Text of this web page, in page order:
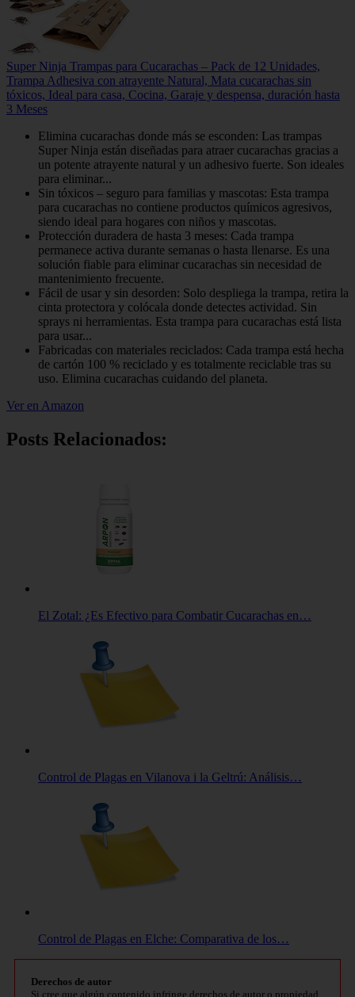
Super Ninja Trampas para Cucarachas – Pack de 12 Unidades,
Trampa Adhesiva con atrayente Natural, Mata cucarachas sin
tóxicos, Ideal para casa, Cocina, Garaje y despensa, duración hasta
3 Meses
Elimina cucarachas donde más se esconden: Las trampas
Super Ninja están diseñadas para atraer cucarachas gracias a
un potente atrayente natural y un adhesivo fuerte. Son ideales
para eliminar...
Sin tóxicos – seguro para familias y mascotas: Esta trampa
para cucarachas no contiene productos químicos agresivos,
siendo ideal para hogares con niños y mascotas.
Protección duradera de hasta 3 meses: Cada trampa
permanece activa durante semanas o hasta llenarse. Es una
solución fiable para eliminar cucarachas sin necesidad de
mantenimiento frecuente.
Fácil de usar y sin desorden: Solo despliega la trampa, retira la
cinta protectora y colócala donde detectes actividad. Sin
sprays ni herramientas. Esta trampa para cucarachas está lista
para usar...
Fabricadas con materiales reciclados: Cada trampa está hecha
de cartón 100 % reciclado y es totalmente reciclable tras su
uso. Elimina cucarachas cuidando del planeta.
Ver en Amazon
Posts Relacionados:
El Zotal: ¿Es Efectivo para Combatir Cucarachas en…
Control de Plagas en Vilanova i la Geltrú: Análisis…
Control de Plagas en Elche: Comparativa de los…
Derechos de autor
Si cree que algún contenido infringe derechos de autor o propiedad